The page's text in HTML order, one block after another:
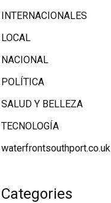
INTERNACIONALES
LOCAL
NACIONAL
POLÍTICA
SALUD Y BELLEZA
TECNOLOGÍA
waterfrontsouthport.co.uk
Categories